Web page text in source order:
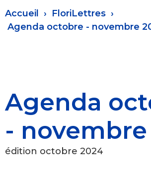
Fil
d'Ariane
Accueil
FloriLettres
Agenda octobre - novembre
Agenda
-
édition octobre 2024